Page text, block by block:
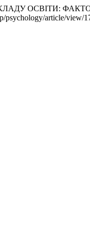
ОСВІТИ:
psychology/article/view/